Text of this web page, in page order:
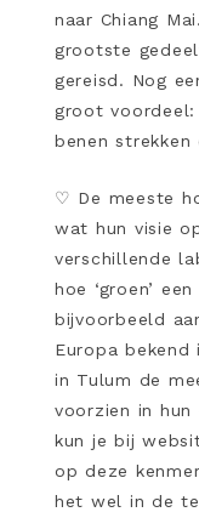
naar Chiang
grootste
gereisd. Nog
groot voordeel:
benen
♡ De meeste
wat hun visie
verschillende
hoe ‘groen’
bijvoorbeeld
Europa
in Tulum de
voorzien in hun
kun je bij
op deze
het wel in de